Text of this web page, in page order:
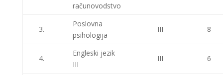
računovodstvo
3.
Poslovna
psihologija
III 8
4.
Engleski jezik
III
III 6